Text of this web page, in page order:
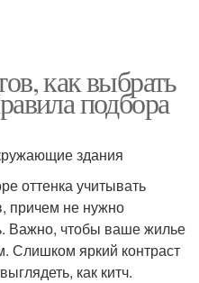
как выбрать
подбора
здания
оттенка учитывать
причем не нужно
Важно, чтобы ваше жилье
Слишком яркий контраст
как китч.